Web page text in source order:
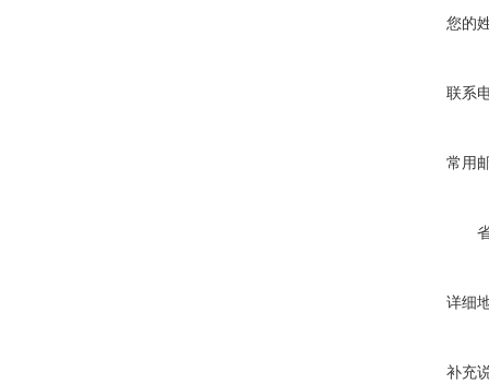
您的
联系
常用
详细
补充